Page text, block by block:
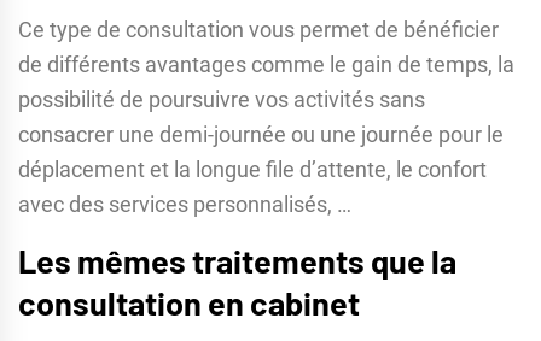
Ce type de consultation vous permet de bénéficier
de différents avantages comme le gain de temps, la
possibilité de poursuivre vos activités sans
consacrer une demi-journée ou une journée pour le
déplacement et la longue file d’attente, le confort
avec des services personnalisés, …
Les mêmes traitements que la
consultation en cabinet